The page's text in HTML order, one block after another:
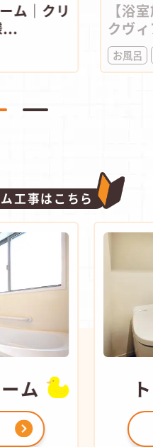
ム｜クリ
...
【浴
クヴ
お風呂
工事はこちら
ム